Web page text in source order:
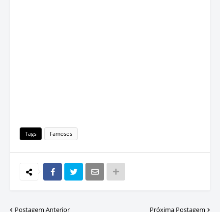
Tags Famosos
Postagem Anterior Próxima Postagem